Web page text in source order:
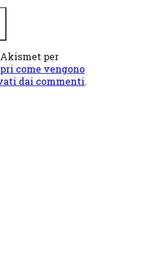
per
come vengono
dai commenti.